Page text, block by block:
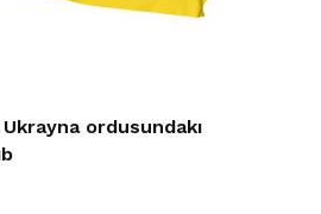
ordusundakı